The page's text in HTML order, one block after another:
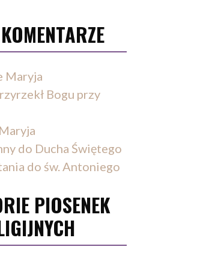
Maryja
Bogu przy
do Ducha Świętego
do św. Antoniego
PIOSENEK